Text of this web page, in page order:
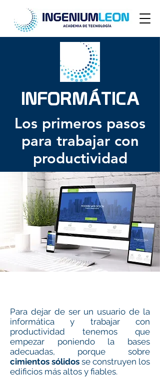
INFORMÁTICA
Los primeros pasos
para trabajar con
productividad
Para dejar de ser un usuario de la
informática y trabajar con
productividad tenemos que
empezar poniendo la bases
adecuadas, porque sobre
cimientos sólidos se construyen los
edificios más altos y fiables.